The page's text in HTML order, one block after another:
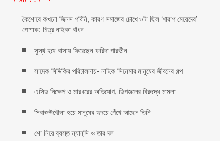
কৈশোরে কখনো জিনস পরিনি, কারণ সমাজের চোখে ওটা ছিল ‘খারাপ মেয়েদের’
পোশাক: চিত্র নাইকা বাঁধন
সুস্থ হয়ে বাসায় ফিরেছেন ফরিদা পারভীন
সাদেক সিদ্দিকির পরিচালনায়- নাটকে সিনেমার মানুষের জীবনের গল্প
এসিড নিক্ষেপ ও মারধরের অভিযোগ, ডিপজলের বিরুদ্ধে মামলা
সিরাজউদ্দৌলা হয়ে মানুষের হৃদয়ে গেঁথে আছেন তিনি
শো নিয়ে ব্যস্ত ন্যান্‌সি ও তার দল